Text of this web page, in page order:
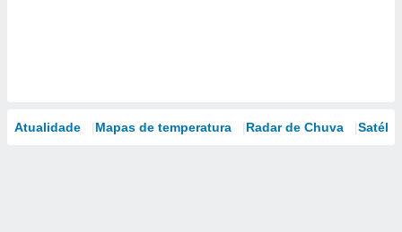
Atualidade Mapas de temperatura Radar de Chuva